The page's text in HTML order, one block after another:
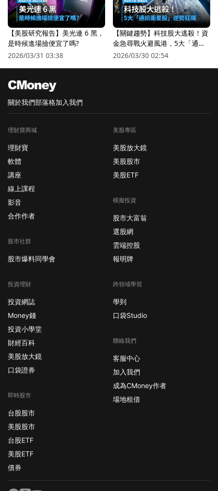
【美股研究報告】美光連 6 黑，
是時候進場撿便宜了嗎?
2026/03/31 03:38
【關鍵趨勢】科技股大逃殺！資
金急尋戰火避風港，5大「通訊
衛星股」逆勢狂飆
2026/03/30 02:54
關於我們部落格加入我們
理財寶商城
理財寶
軟體
講座
線上課程
影音
合作作者
股市社群
股市爆料同學會
投資理財
投資網誌
Money錢
投資小學堂
財經百科
美股放大鏡
口袋證券
即時股市
台股股市
美股股市
台股ETF
美股ETF
債券
美股專區
美股放大鏡
美股股市
美股ETF
模擬投資
股市大富翁
選股網
雲端控股
報明牌
跨領域學習
學到
口袋Studio
聯絡我們
客服中心
加入我們
成為CMoney作者
場地租借